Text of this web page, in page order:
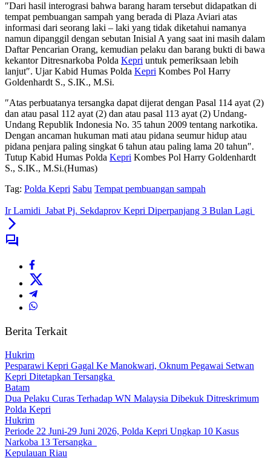
″Dari hasil interograsi bahwa barang haram tersebut didapatkan di
tempat pembuangan sampah yang berada di Plaza Aviari atas
informasi dari seorang laki – laki yang tidak diketahui namanya
namun dipanggil dengan sebutan Inisial A yang saat ini masih dalam
Daftar Pencarian Orang, kemudian pelaku dan barang bukti di bawa
kekantor Ditresnarkoba Polda Kepri untuk pemeriksaan lebih
lanjut″. Ujar Kabid Humas Polda Kepri Kombes Pol Harry
Goldenhardt S., S.IK., M.Si.
″Atas perbuatanya tersangka dapat dijerat dengan Pasal 114 ayat (2)
dan atau pasal 112 ayat (2) dan atau pasal 113 ayat (2) Undang-
Undang Republik Indonesia No. 35 tahun 2009 tentang narkotika.
Dengan ancaman hukuman mati atau pidana seumur hidup atau
pidana penjara paling singkat 6 tahun atau paling lama 20 tahun″.
Tutup Kabid Humas Polda Kepri Kombes Pol Harry Goldenhardt
S., S.IK., M.Si.(Humas)
Tag: Polda Kepri Sabu Tempat pembuangan sampah
Ir Lamidi Jabat Pj. Sekdaprov Kepri Diperpanjang 3 Bulan Lagi
Berita Terkait
Hukrim
Pesparawi Kepri Gagal Ke Manokwari, Oknum Pegawai Setwan
Kepri Ditetapkan Tersangka
Batam
Dua Pelaku Curas Terhadap WN Malaysia Dibekuk Ditreskrimum
Polda Kepri
Hukrim
Periode 22 Juni-29 Juni 2026, Polda Kepri Ungkap 10 Kasus
Narkoba 13 Tersangka ‎
Kepulauan Riau